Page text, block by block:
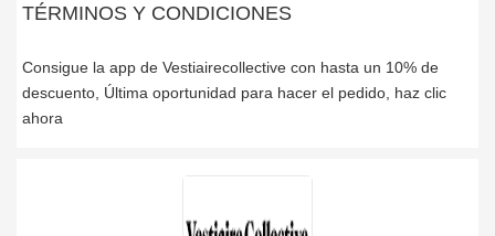
TÉRMINOS Y CONDICIONES
Consigue la app de Vestiairecollective con hasta un 10% de
descuento, Última oportunidad para hacer el pedido, haz clic
ahora